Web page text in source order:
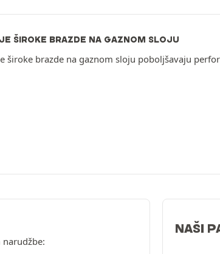
ŠIROKE BRAZDE NA GAZNOM SLOJU
široke brazde na gaznom sloju poboljšavaju
NAŠI